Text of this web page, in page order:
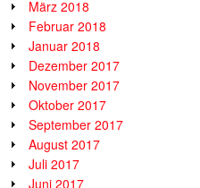
März 2018
Februar 2018
Januar 2018
Dezember 2017
November 2017
Oktober 2017
September 2017
August 2017
Juli 2017
Juni 2017